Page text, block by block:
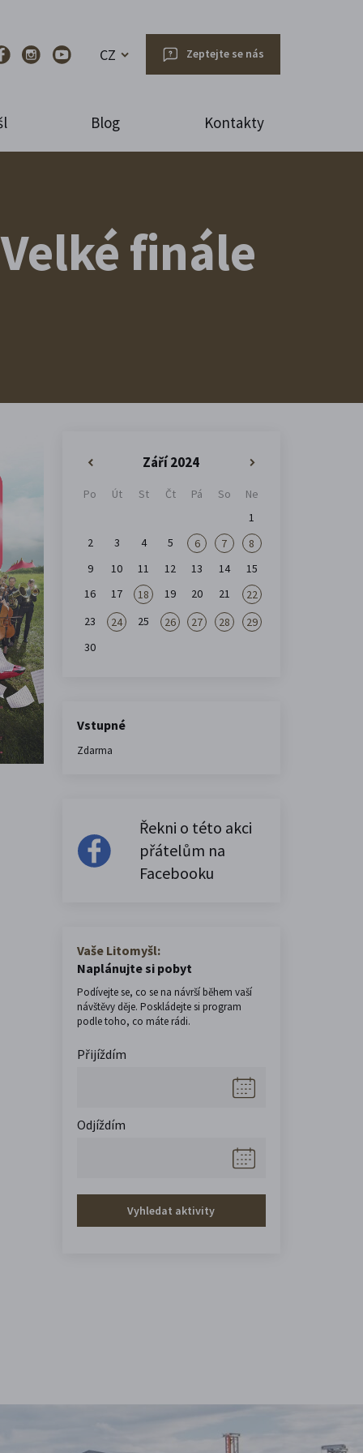
CZ Zeptejte se nás
Blog Kontakty
finále
Září 2024
Po Út St Čt Pá So
Ne
1
2
3 4 5 6 7
8
9
10 11 12 13 14
15
16
17 18 19 20 21
22
23
24 25 26 27 28
29
30
Vstupné
Zdarma
Řekni o této akci
přátelům na
Facebooku
Vaše Litomyšl:
Naplánujte si pobyt
Podívejte se, co se na návrší během vaší
návštěvy děje. Poskládejte si program
podle toho, co máte rádi.
Přijíždím
Odjíždím
Vyhledat aktivity